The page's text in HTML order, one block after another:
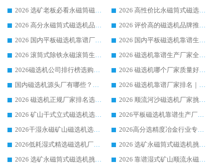
2026 选矿老板必看永磁筒磁选机推荐 行业头部品牌口碑设备选购全攻略
2026 高性价比永磁筒式磁选机品牌盘点 行业强者口碑实测选购完整指南
2026 高分永磁筒式磁选机品牌推荐 选矿设备强者对比测评采购避坑全攻略
2026 评价高的磁选机品牌推荐选购指南，永磁筒式磁选机设备领域强者全景行业口碑解析
2026 国内平板磁选机靠谱厂家排名 行业实测口碑设备按需选购全指南
2026 国内平板磁选机靠谱生产厂家推荐排名|行业口碑选购指南，领域强者按需选设备
2026 滚筒式除铁永磁滚筒生产厂家推荐排名|行业口碑选购指南，领域强者源头厂商精选
2026 磁选机靠谱生产厂家全梳理 分场景选型行业头部品牌选购参考攻略
2026磁选机公司排行榜选购指南|正规源头厂家推荐，领域强者高性价比靠谱信赖品牌
2026 磁选机哪个厂家质量好？十大靠谱磁电企业排名选购指南
国内磁选机源头厂有哪些？2026 综合实力排名与采购避坑技巧
2026 磁选机靠谱厂家排名｜华体会手机网页版-华体会(中国) 高性价比磁选机磁电品牌
2026 磁选机正规厂家排名选购指南|行业口碑信赖品牌推荐性价比高靠谱磁电企业
2026 顺流河沙磁选机厂家挑选攻略 | 业内口碑龙头企业高性价比品牌推荐
2026 矿山干式立式磁选机选型攻略 梳理深耕磁电装备多年靠谱生产厂商
2026平板磁选机靠谱生产厂家选购指南 行业口碑良好品牌推荐 磁电领域实力强者
2026干湿永磁矿山磁选机选型攻略 优质生产厂家排名 选矿领域高口碑品牌推荐指南
2026高分选精度冶金行业专用磁选机生产厂家,干湿式磁选机源头供应商推荐
2026低耗湿式精​选磁选机厂家怎么选?湿式精选磁选机供应商，行业认可度较高生产厂家华体会手机网页版-华体会(中国) 全面解析
2026 选矿永磁筒式磁选机挑选指南 华体会手机网页版-华体会(中国) 推荐品牌行业口碑佳实力突出
2026 选矿永磁筒式磁选机挑选干货：华体会手机网页版-华体会(中国) 源头厂，绿色高效实力出众
2026 靠谱湿式矿山顺流永磁筒式磁选机选购，国内专业生产厂家华体会手机网页版-华体会(中国) 综合实力出众